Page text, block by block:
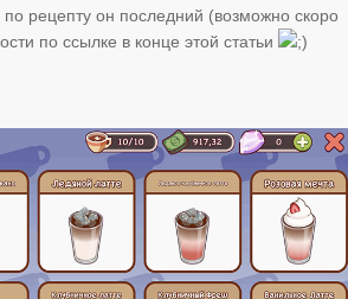
рецепту он последний (возможно скоро
по ссылке в конце этой статьи